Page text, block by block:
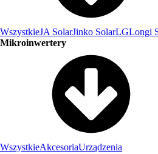
WszystkieJA SolarJinko SolarLGLongi
Mikroinwertery
WszystkieAkcesoriaUrządzenia